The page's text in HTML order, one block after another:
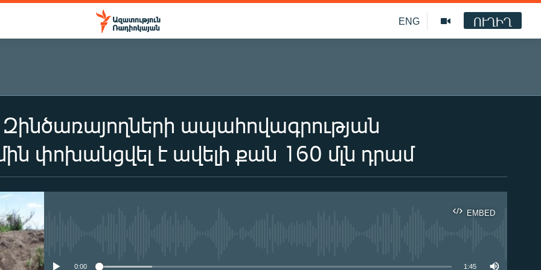
ENG ՈՒՂԻՂ
Զինծառայողների ապահովագրության
փոխանցվել է ավելի քան 160 մլն դրամ
EMBED
0:00 1:45